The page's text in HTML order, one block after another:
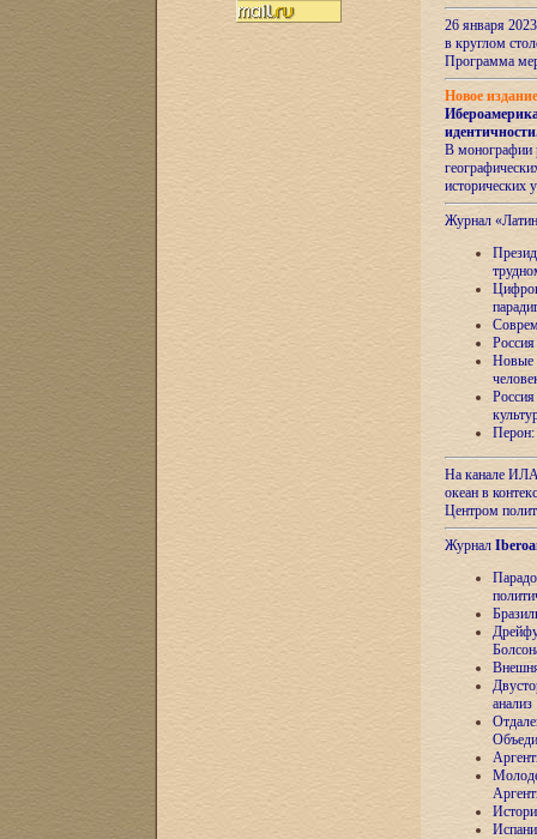
26 января
в круглом
Программа
Новое
идентичности
В монографии
исторических
Журнал
Новые
Перон:
На канале
океан в
Центром
Журнал
анализ